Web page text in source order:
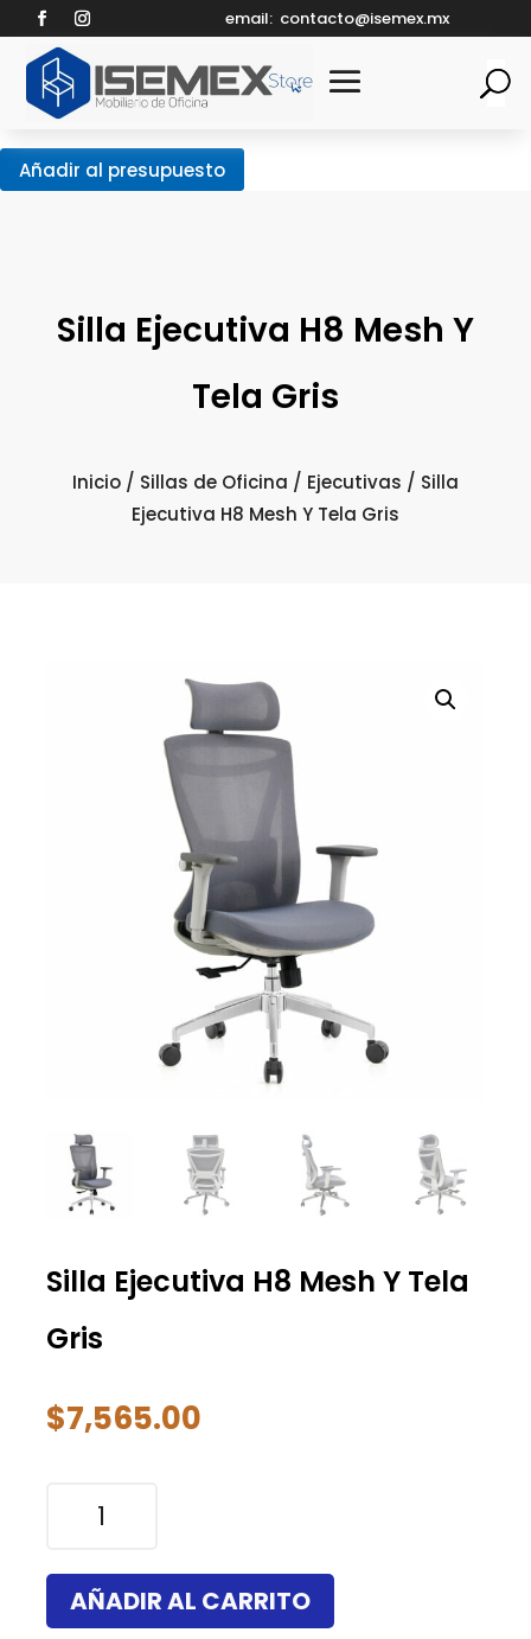
email: contacto@isemex.mx
Añadir al presupuesto
Silla Ejecutiva H8 Mesh Y
Tela Gris
Inicio/ Sillas de Oficina / Ejecutivas / Silla
Ejecutiva H8 Mesh Y Tela Gris
Silla Ejecutiva H8 Mesh Y Tela
Gris
$7,565.00
Ejecutiva
Mesh
Y
AÑADIR AL CARRITO